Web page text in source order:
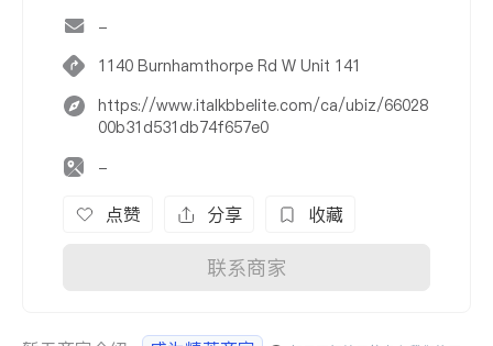
-
1140 Burnhamthorpe Rd W Unit 141
https://www.italkbbelite.com/ca/ubiz/66028
00b31d531db74f657e0
-
点赞 分享 收藏
联系商家